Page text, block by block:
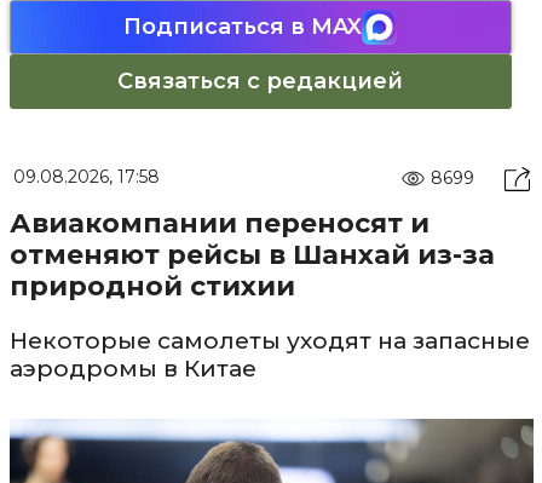
Подписаться в MAX
Связаться с редакцией
09.08.2026, 17:58 8699
Авиакомпании переносят и
отменяют рейсы в Шанхай из-за
природной стихии
Некоторые самолеты уходят на запасные
аэродромы в Китае